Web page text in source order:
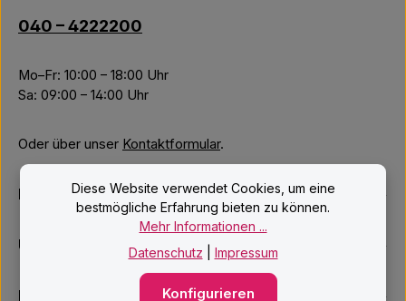
040 – 4222200
Mo–Fr: 10:00 – 18:00 Uhr
Sa: 09:00 – 14:00 Uhr
Oder über unser Kontaktformular.
Informationen
Unsere Services
Newsletter
Diese Website verwendet Cookies, um eine
bestmögliche Erfahrung bieten zu können.
Mehr Informationen ...
Datenschutz
Impressum
Konfigurieren